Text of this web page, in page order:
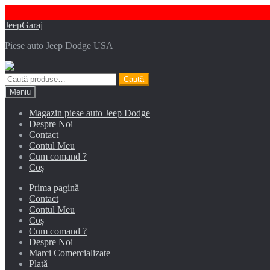
Sari
navigare
Sari
conținut
JeepGaraj
Piese auto Jeep Dodge USA
Caută
după:
Caută
Meniu
Magazin piese auto Jeep Dodge
Despre Noi
Contact
Contul Meu
Cum comand ?
Coș
Prima pagină
Contact
Contul Meu
Coș
Cum comand ?
Despre Noi
Marci Comercializate
Plată